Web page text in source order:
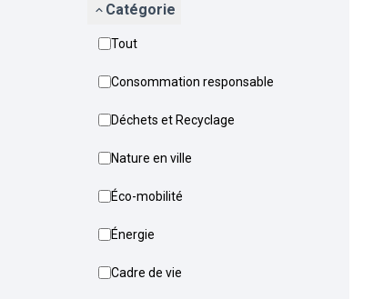
Catégorie
Tout
Consommation responsable
Déchets et Recyclage
Nature en ville
Éco-mobilité
Énergie
Cadre de vie